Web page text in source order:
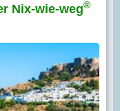
Nix-wie-weg®